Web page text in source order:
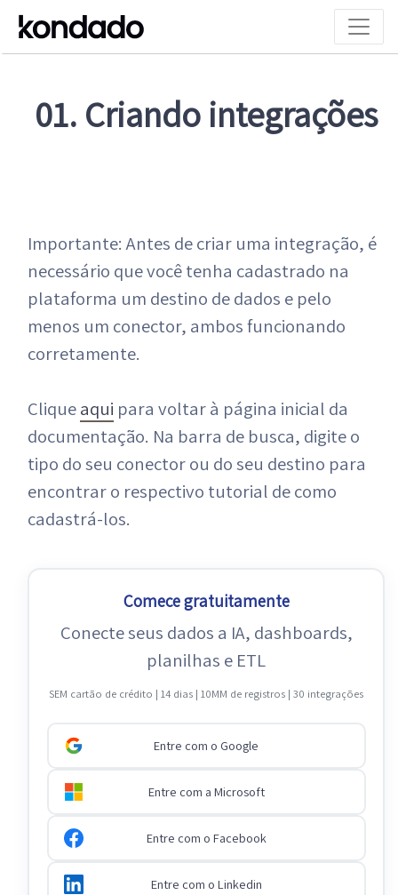
01. Criando integrações
Importante: Antes de criar uma integração, é
necessário que você tenha cadastrado na
plataforma um destino de dados e pelo
menos um conector, ambos funcionando
corretamente.
Cliqueaqui para voltar à página inicial da
documentação. Na barra de busca, digite o
tipo do seu conector ou do seu destino para
encontrar o respectivo tutorial de como
cadastrá-los.
Comece gratuitamente
Conecte seus dados a IA, dashboards,
planilhas e ETL
SEM cartão de crédito | 14 dias | 10MM de registros | 30 integrações
Entre com o Google
Entre com a Microsoft
Entre com o Facebook
Entre com o Linkedin